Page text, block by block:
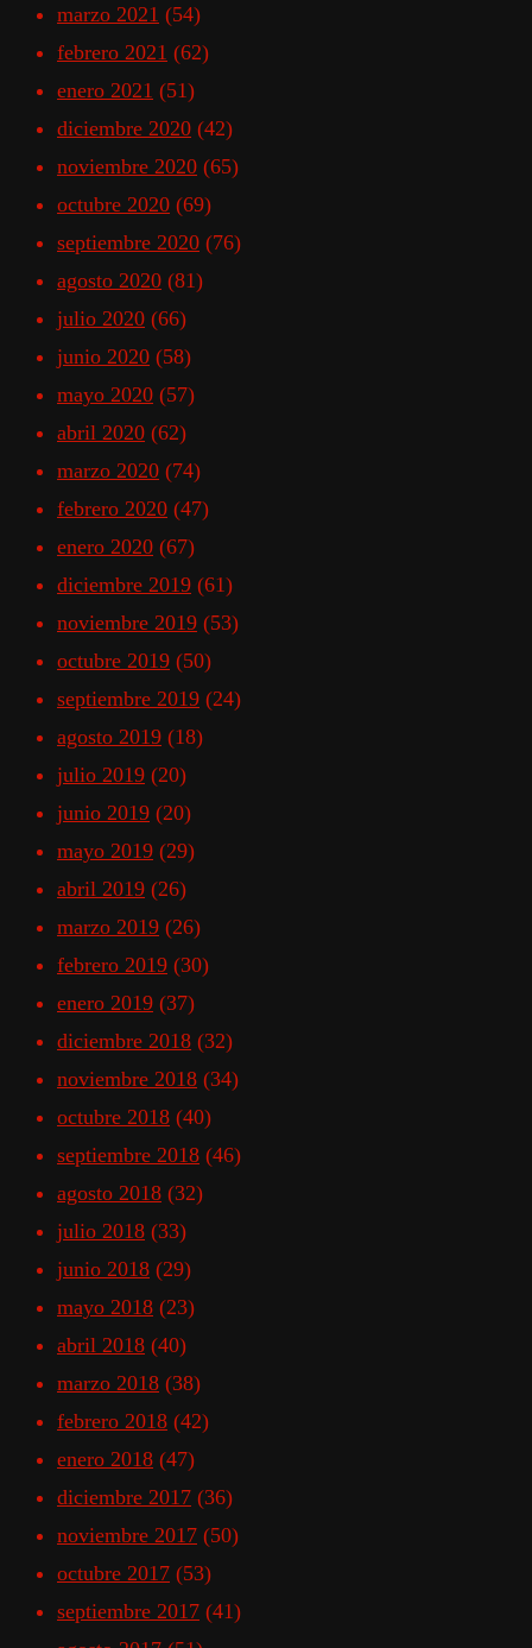
marzo 2021 (54)
febrero 2021 (62)
enero 2021 (51)
diciembre 2020 (42)
noviembre 2020 (65)
octubre 2020 (69)
septiembre 2020 (76)
agosto 2020 (81)
julio 2020 (66)
junio 2020 (58)
mayo 2020 (57)
abril 2020 (62)
marzo 2020 (74)
febrero 2020 (47)
enero 2020 (67)
diciembre 2019 (61)
noviembre 2019 (53)
octubre 2019 (50)
septiembre 2019 (24)
agosto 2019 (18)
julio 2019 (20)
junio 2019 (20)
mayo 2019 (29)
abril 2019 (26)
marzo 2019 (26)
febrero 2019 (30)
enero 2019 (37)
diciembre 2018 (32)
noviembre 2018 (34)
octubre 2018 (40)
septiembre 2018 (46)
agosto 2018 (32)
julio 2018 (33)
junio 2018 (29)
mayo 2018 (23)
abril 2018 (40)
marzo 2018 (38)
febrero 2018 (42)
enero 2018 (47)
diciembre 2017 (36)
noviembre 2017 (50)
octubre 2017 (53)
septiembre 2017 (41)